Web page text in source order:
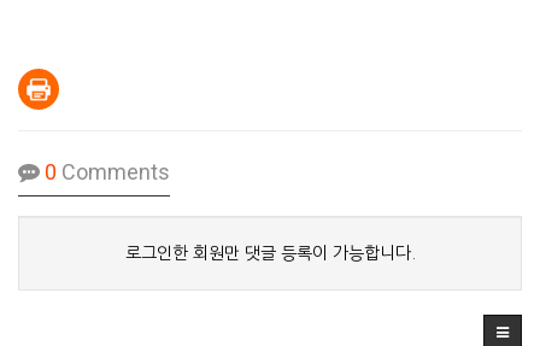
0 Comments
로그인한 회원만 댓글 등록이 가능합니다.